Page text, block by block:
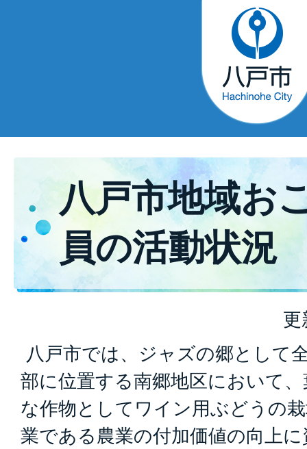
八戸市地域お
員の活動状況
更
八戸市では、ジャズの郷として
部に位置する南郷地区において
な作物としてワイン用ぶどうの
業である農業の付加価値の向上